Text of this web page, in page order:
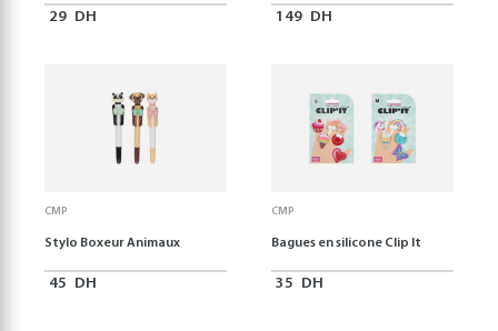
29 DH 149 DH
CMP
Stylo Boxeur Animaux
45 DH
CMP
Bagues en silicone Clip It
35 DH